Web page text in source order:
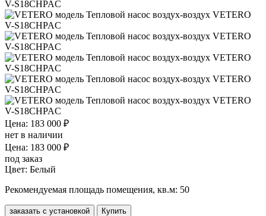
Цена: 183 000 ₽
нет в наличии
Цена: 183 000 ₽
под заказ
Цвет: Белый
Рекомендуемая площадь помещения, кв.м: 50
заказать с установкой Купить